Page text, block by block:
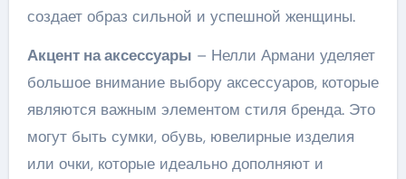
создает образ сильной и успешной женщины.
Акцент на аксессуары – Нелли Армани уделяет
большое внимание выбору аксессуаров, которые
являются важным элементом стиля бренда. Это
могут быть сумки, обувь, ювелирные изделия
или очки, которые идеально дополняют и